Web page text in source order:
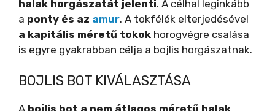
halak horgászatát jelenti. A célhal leginkább
a ponty és az amur. A tokfélék elterjedésével
a kapitális méretű tokok horogvégre csalása
is egyre gyakrabban célja a bojlis horgászatnak.
BOJLIS BOT KIVÁLASZTÁSA
A bojlis bot a nem átlagos méretű halak